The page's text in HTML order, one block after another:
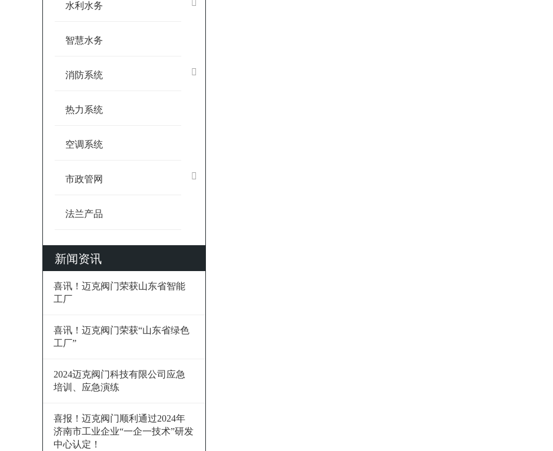
水利水务
智慧水务
消防系统
热力系统
空调系统
市政管网
法兰产品
新闻资讯
喜讯！迈克阀门荣获山东省智能
工厂
喜讯！迈克阀门荣获“山东省绿色
工厂”
2024迈克阀门科技有限公司应急
培训、应急演练
喜报！迈克阀门顺利通过2024年
济南市工业企业“一企一技术”研发
中心认定！